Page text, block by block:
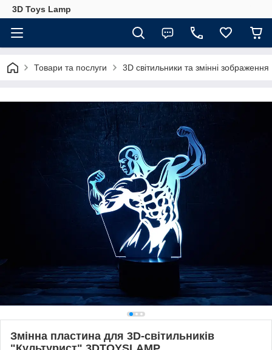
3D Toys Lamp
Товари та послуги 3D світильники та змінні зображення
Змінна пластина для 3D-світильників